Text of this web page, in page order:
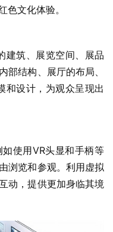
色文化体验。
建筑、展览空间、展品
部结构、展厅的布局、
和设计，为观众呈现出
使用VR头显和手柄等
浏览和参观。利用虚拟
动，提供更加身临其境